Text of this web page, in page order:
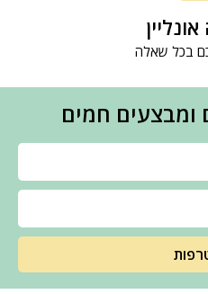
בכל שאלה
ומבצעים חמים